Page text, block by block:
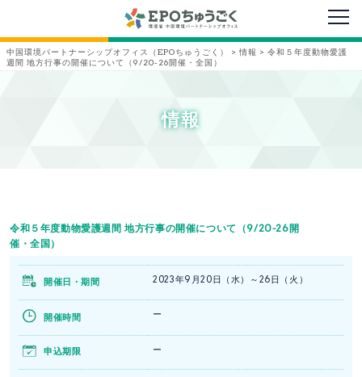
メニ
中国環境パートナーシップオフィス（EPOちゅうごく） > 情報 > 令和５年度動物愛護
週間 地方行事の開催について（9/20-26開催・全国）
情報
令和５年度動物愛護週間 地方行事の開催について（9/20-26開
催・全国）
開催日・期間 2023年9月20日（水）～26日（火）
開催時間 ー
申込期限 ー